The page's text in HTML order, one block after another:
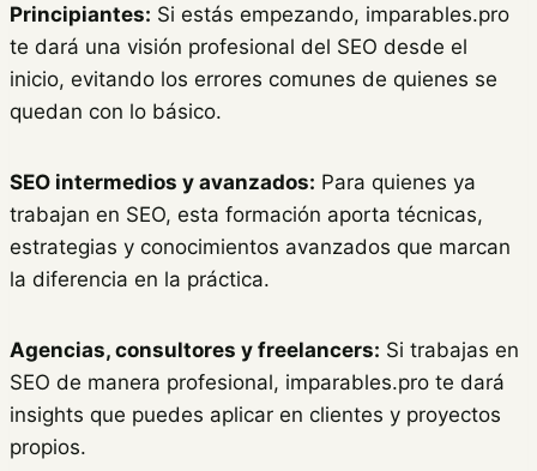
Principiantes: Si estás empezando, imparables.pro
te dará una visión profesional del SEO desde el
inicio, evitando los errores comunes de quienes se
quedan con lo básico.
SEO intermedios y avanzados: Para quienes ya
trabajan en SEO, esta formación aporta técnicas,
estrategias y conocimientos avanzados que marcan
la diferencia en la práctica.
Agencias, consultores y freelancers: Si trabajas en
SEO de manera profesional, imparables.pro te dará
insights que puedes aplicar en clientes y proyectos
propios.